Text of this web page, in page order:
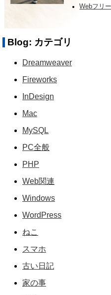
Webフリ
Blog: カテゴリ
Dreamweaver
Fireworks
InDesign
Mac
MySQL
PC全般
PHP
Web関連
Windows
WordPress
ねこ
スマホ
古い日記
家の事